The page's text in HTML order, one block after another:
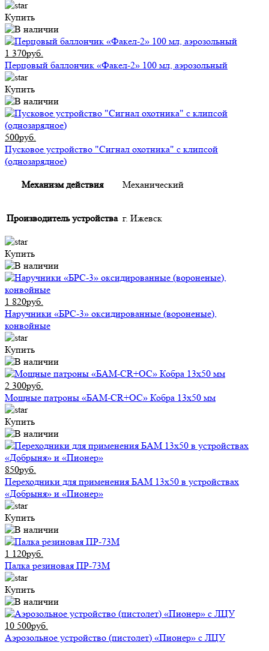
Купить
1 370руб.
Перцовый баллончик «Факел-2» 100 мл, аэрозольный
Купить
500руб.
Пусковое устройство "Сигнал охотника" с клипсой
(однозарядное)
Механизм действия Механический
Производитель устройства г. Ижевск
Купить
1 820руб.
Наручники «БРС-3» оксидированные (вороненые),
конвойные
Купить
2 300руб.
Мощные патроны «БАМ-CR+ОС» Кобра 13х50 мм
Купить
850руб.
Переходники для применения БАМ 13x50 в устройствах
«Добрыня» и «Пионер»
Купить
1 120руб.
Палка резиновая ПР-73М
Купить
10 500руб.
Аэрозольное устройство (пистолет) «Пионер» с ЛЦУ